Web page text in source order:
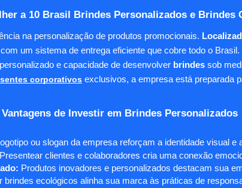
a 10 Brasil Brindes Personalizados e Brindes
na personalização de produtos promocionais.
com um sistema de entrega eficiente que cobre todo o Brasil.
e capacidade de desenvolver brindessob
corporativos exclusivos, a empresa está preparada
Vantagens de Investir em Brindes Personalizados
ou slogan da empresa reforçam a identidade visual
Presentear clientes e colaboradores cria uma conexão
Produtos inovadores e personalizados destacam sua
brindes ecológicos alinha sua marca às práticas de